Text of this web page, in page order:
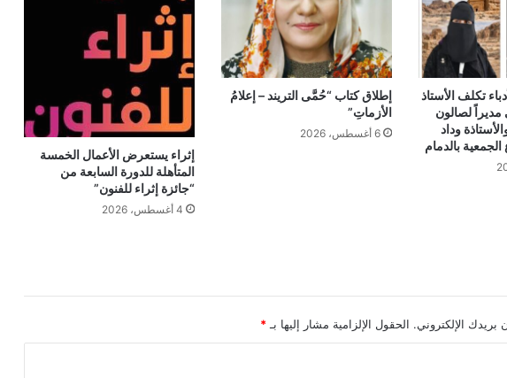
تكلف الأستاذ
مديراً لصالون
وداد
الجمعية بالدمام
إطلاق كتاب “حُمَّى التريند – إعلامُ
الأزماتِ”
6 أغسطس، 2026
إثراء يستعرض الأعمال الخمسة
المتأهلة للدورة السابعة من
“جائزة إثراء للفنون”
4 أغسطس، 2026
الإلكتروني. الحقول الإلزامية مشار إليها بـ *